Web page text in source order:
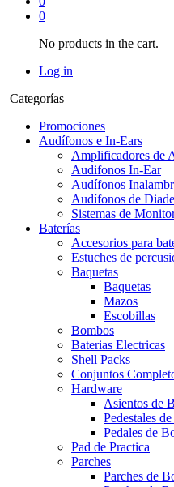
0
No products in the cart.
Log in
Categorías
Promociones
Audífonos e In-Ears
Amplificadores de
Audifonos In-Ear
Audífonos
Audífonos de
Sistemas de
Baterías
Accesorios para
Estuches de
Baquetas
Baquetas
Mazos
Escobillas
Bombos
Baterias Electricas
Shell Packs
Conjuntos
Hardware
Asientos de
Pedestales
Pedales de
Pad de Practica
Parches
Parches de